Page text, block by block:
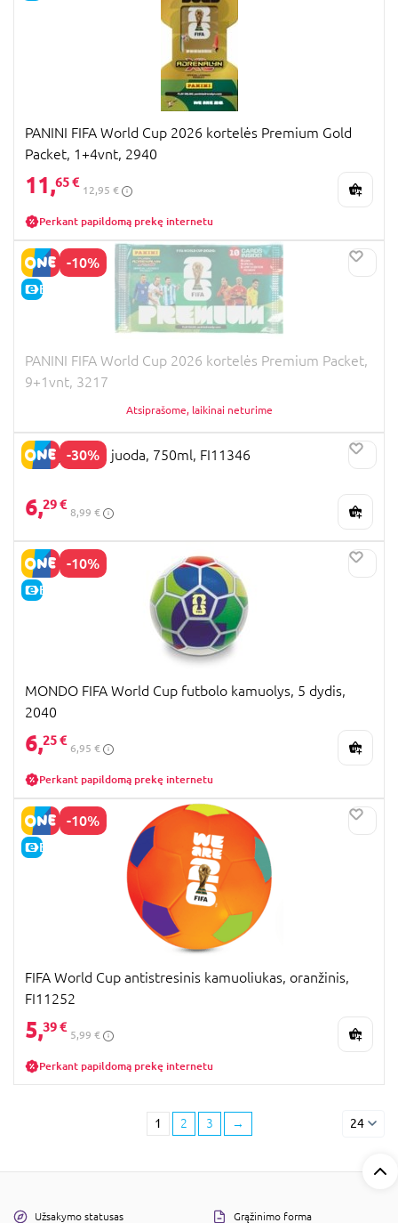
PANINI FIFA World Cup 2026 kortelės Premium Gold
Packet, 1+4vnt, 2940
11,65 €
12,95 €
Perkant papildomą prekę internetu
-10%
E-KAINA
PANINI FIFA World Cup 2026 kortelės Premium Packet,
9+1vnt, 3217
Atsiprašome, laikinai neturime
-30%
FIFA gertuvė, juoda, 750ml, FI11346
6,29 €
8,99 €
-10%
E-KAINA
MONDO FIFA World Cup futbolo kamuolys, 5 dydis,
2040
6,25 €
6,95 €
Perkant papildomą prekę internetu
-10%
E-KAINA
FIFA World Cup antistresinis kamuoliukas, oranžinis,
FI11252
5,39 €
5,99 €
Perkant papildomą prekę internetu
1 2 3 → 24
Užsakymo statusas Grąžinimo forma